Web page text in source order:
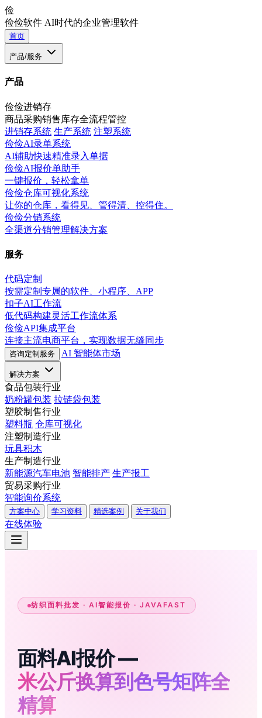
俭
俭俭软件 AI时代的企业管理软件
首页
产品/服务
产品
俭俭进销存
商品采购销售库存全流程管控
进销存系统 生产系统 注塑系统
俭俭AI录单系统
AI辅助快速精准录入单据
俭俭AI报价单助手
一键报价，轻松拿单
俭俭仓库可视化系统
让你的仓库，看得见、管得清、控得住。
俭俭分销系统
全渠道分销管理解决方案
服务
代码定制
按需定制专属的软件、小程序、APP
扣子AI工作流
低代码构建灵活工作流体系
俭俭API集成平台
连接主流电商平台，实现数据无缝同步
咨询定制服务 AI 智能体市场
解决方案
食品包装行业
奶粉罐包装 拉链袋包装
塑胶制售行业
塑料瓶 仓库可视化
注塑制造行业
玩具积木
生产制造行业
新能源汽车电池 智能排产 生产报工
贸易采购行业
智能询价系统
方案中心 学习资料 精选案例 关于我们
在线体验
纺织面料批发 · AI智能报价 · JAVAFAST
面料AI报价 —
米公斤换算到色号矩阵全
精算